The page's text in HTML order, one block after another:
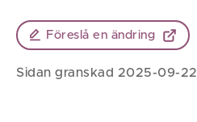
Föreslå en ändring
Sidan granskad 2025-09-22